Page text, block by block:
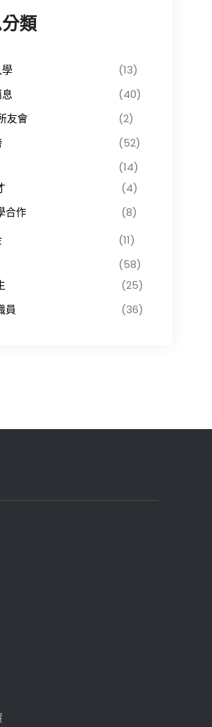
類
(13)
(40)
友會
(2)
(52)
(14)
(4)
合作
(8)
(11)
(58)
(25)
員
(36)